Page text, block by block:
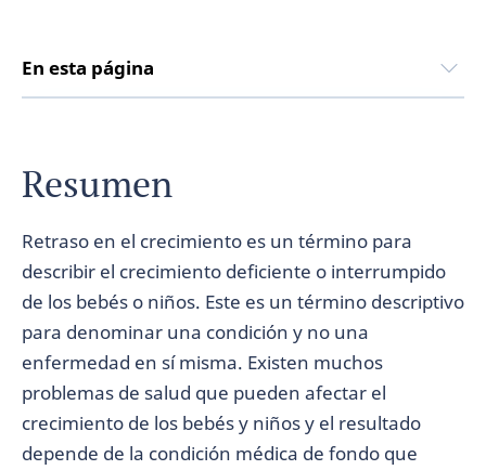
En esta página
Resumen
Retraso en el crecimiento es un término para
describir el crecimiento deficiente o interrumpido
de los bebés o niños. Este es un término descriptivo
para denominar una condición y no una
enfermedad en sí misma. Existen muchos
problemas de salud que pueden afectar el
crecimiento de los bebés y niños y el resultado
depende de la condición médica de fondo que